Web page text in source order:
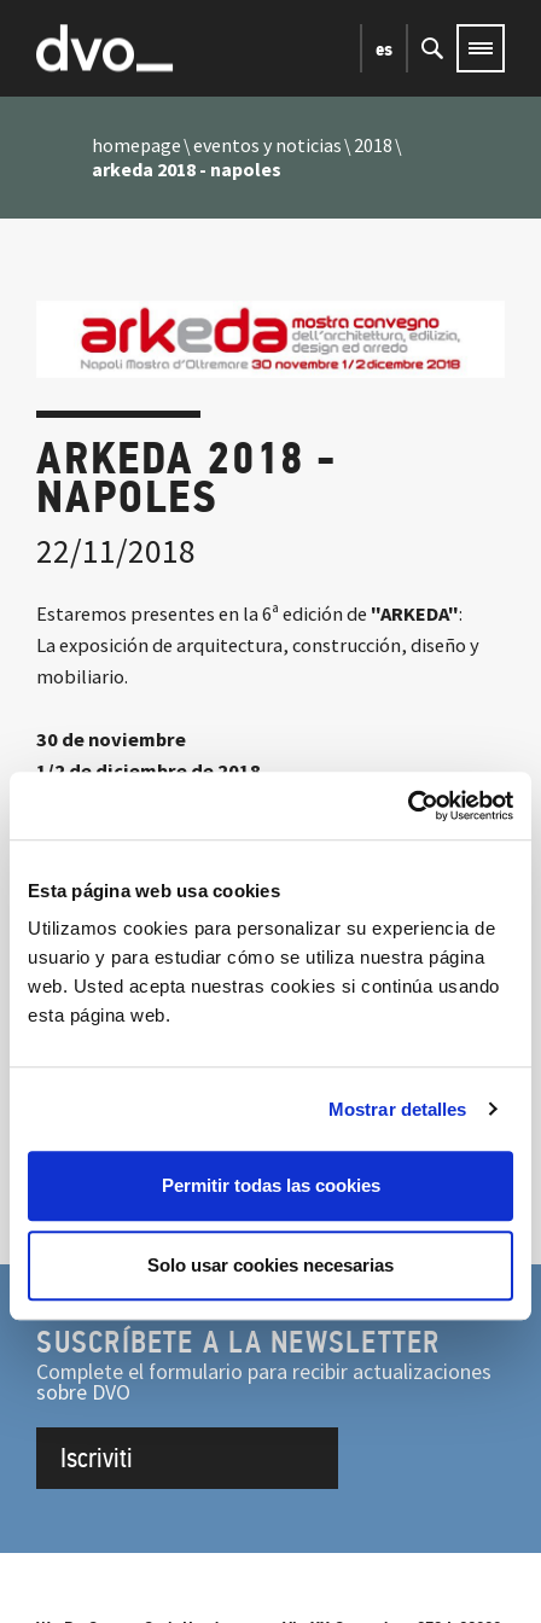
Esta página web usa cookies
Utilizamos cookies para personalizar su experiencia de
usuario y para estudiar cómo se utiliza nuestra página
web. Usted acepta nuestras cookies si continúa usando
esta página web.
Mostrar detalles
Permitir todas las cookies
Solo usar cookies necesarias
es
homepage eventos y noticias 2018
arkeda 2018 - napoles
ARKEDA 2018 -
NAPOLES
22/11/2018
Estaremos presentes en la 6ª edición de "ARKEDA":
La exposición de arquitectura, construcción, diseño y
mobiliario.
30 de noviembre
1/2 de diciembre de 2018
¡Esperamos verte!
Mira la fotogalería
External link
SUSCRÍBETE A LA NEWSLETTER
Complete el formulario para recibir actualizaciones
sobre DVO
Iscriviti